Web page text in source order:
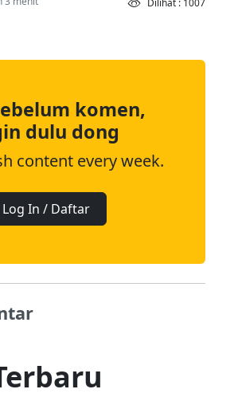
Dilihat : 1007
komen,
dulu dong
content every week.
Log In / Daftar